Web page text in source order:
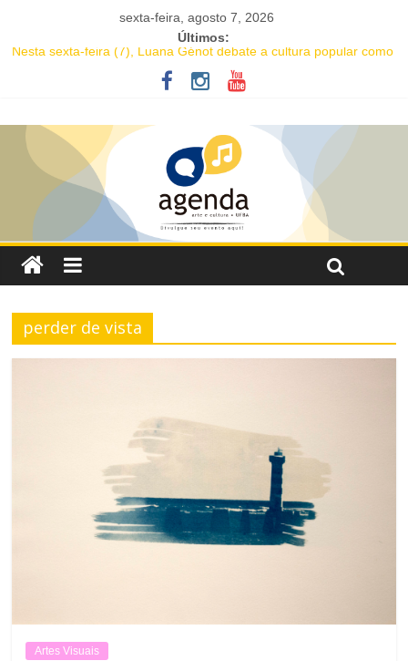
sexta-feira, agosto 7, 2026
Últimos:
Nesta sexta-feira (7), Luana Génot debate a cultura popular como
caminho para equidade racial
JAM no MAM completa 27 anos com edição dedicada a Caetano
Academia de Letras da Bahia marca presença na Flipelô 2026
Mesa “Valoração de práticas culturais” abre o Enecult 2026
Comédia romântica “O que vem depois” reestreia na Casa Preta e
convida público a viver as aventuras de um casal na terceira
idade
perder de vista
Artes Visuais